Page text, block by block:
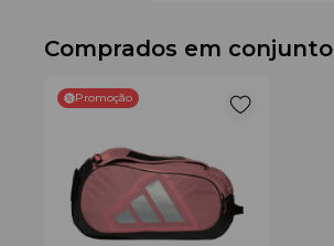
Comprados em conjunto
Promoção